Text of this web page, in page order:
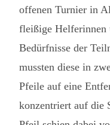
offenen Turnier in
fleißige Helferinnen
Bedürfnisse der
mussten diese in
Pfeile auf eine
konzentriert auf die